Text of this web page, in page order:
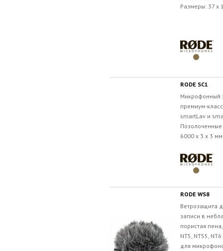
Размеры: 37 x
RODE SC1
Микрофонный
премиум-
smartLav и
6000 x 3 x 3
RODE WS8
Ветрозащита
записи в
пористая
NT5, NT55,
для